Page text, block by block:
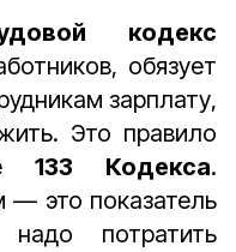
кодекс
обязует
зарплату,
Это правило
133 Кодекса.
это показатель
потратить